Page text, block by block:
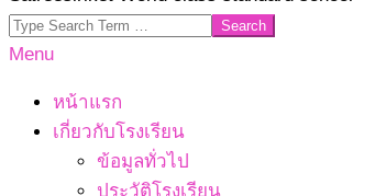
content
Search
Primary
Menu
Menu
หน้าแรก
เกี่ยวกับโรงเรียน
ข้อมูลทั่วไป
ประวัติโรงเรียน